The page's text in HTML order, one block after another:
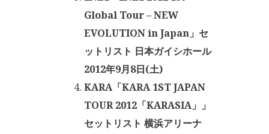
Global Tour – NEW
EVOLUTION in Japan」セ
ットリスト 日本ガイシホール
2012年9月8日(土)
KARA「KARA 1ST JAPAN
TOUR 2012「KARASIA」」
セットリスト 横浜アリーナ